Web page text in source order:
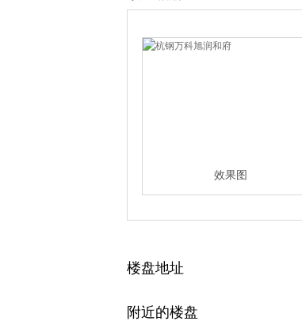
效果图
楼盘地址
附近的楼盘